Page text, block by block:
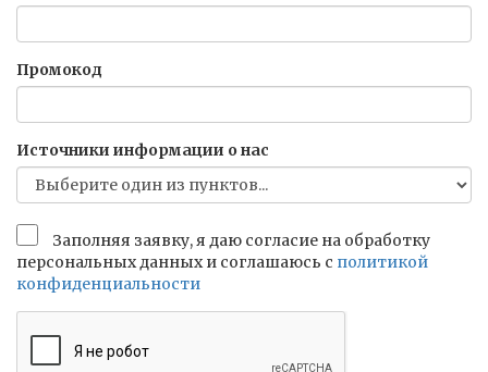
Промокод
Источники информации о нас
Заполняя заявку, я даю согласие на обработку
персональных данных и соглашаюсь c политикой
конфиденциальности